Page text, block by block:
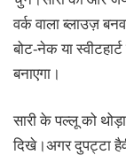
वर्क वाला ब्लाउज़
बोट-नेक या
बनाएगा।
सारी के पल्लू को
दिखे।अगर दुपट्टा